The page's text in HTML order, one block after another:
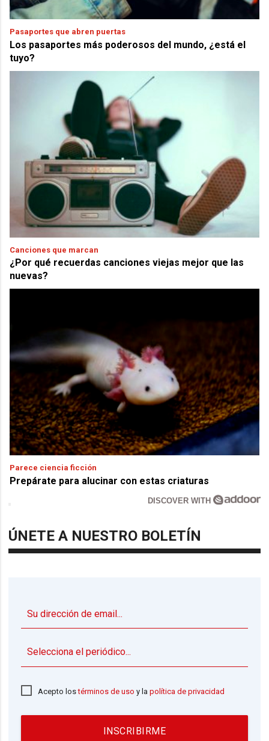
Pasaportes que abren puertas
Los pasaportes más poderosos del mundo, ¿está el
tuyo?
Canciones que marcan
¿Por qué recuerdas canciones viejas mejor que las
nuevas?
Parece ciencia ficción
Prepárate para alucinar con estas criaturas
DISCOVER WITH
ÚNETE A NUESTRO BOLETÍN
Acepto lostérminos de uso y lapolítica de privacidad
INSCRIBIRME